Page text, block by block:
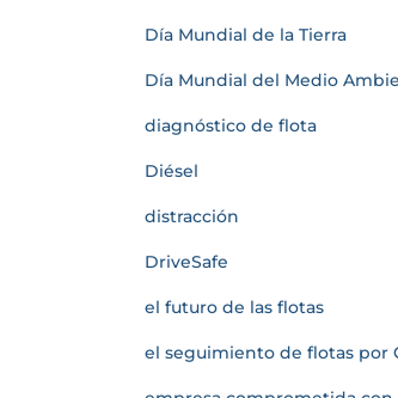
Día Mundial de la Tierra
Día Mundial del Medio
diagnóstico de flota
Diésel
distracción
DriveSafe
el futuro de las flotas
el seguimiento de flotas por